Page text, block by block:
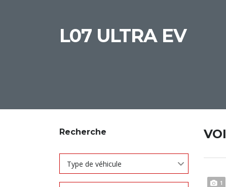
L07 ULTRA EV
Recherche
Type de véhicule
1